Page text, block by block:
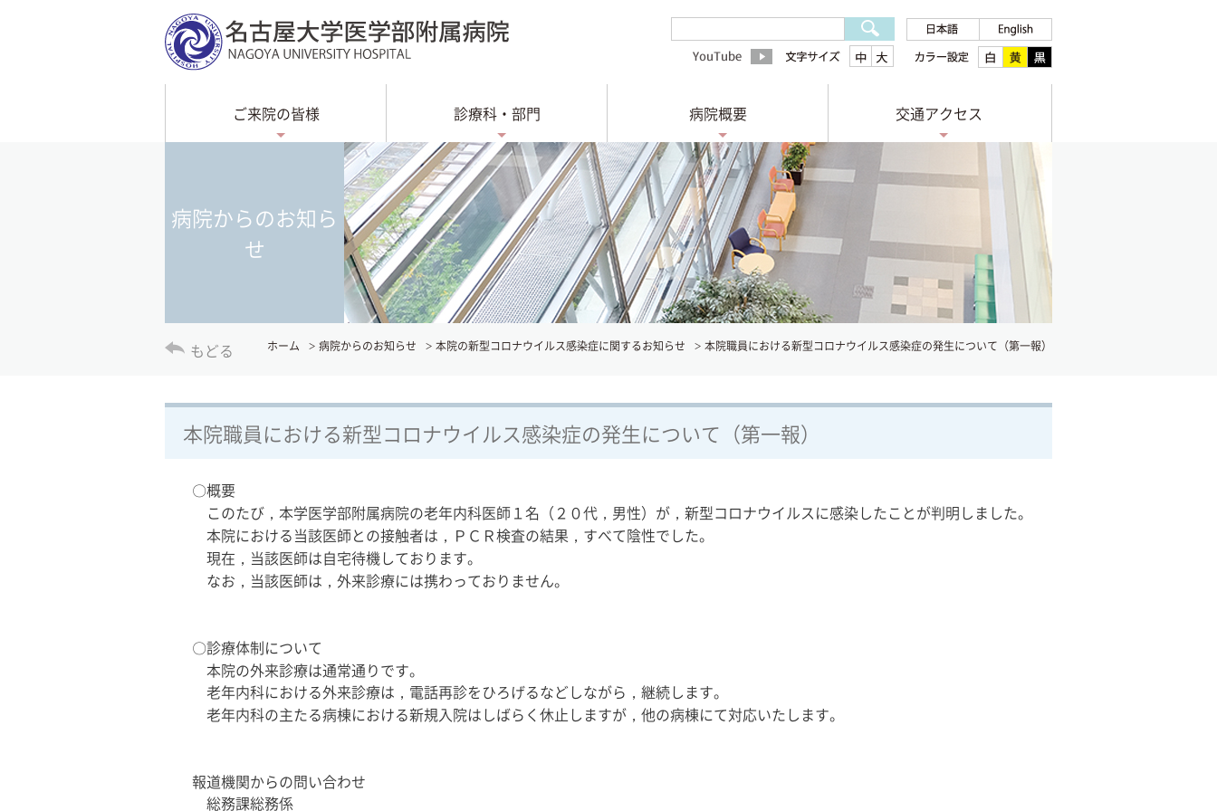
ご来院の皆様 診療科・部門 病院概要 交通アクセス
病院からのお知ら
せ
もどる ホーム 病院からのお知らせ 本院の新型コロナウイルス感染症に関するお知らせ 本院職員における新型コロナウイルス感染症の発生について（第一報）
本院職員における新型コロナウイルス感染症の発生について（第一報）
〇概要
このたび，本学医学部附属病院の老年内科医師１名（２０代，男性）が，新型コロナウイルスに感染したことが判明しました。
本院における当該医師との接触者は，ＰＣＲ検査の結果，すべて陰性でした。
現在，当該医師は自宅待機しております。
なお，当該医師は，外来診療には携わっておりません。
〇診療体制について
本院の外来診療は通常通りです。
老年内科における外来診療は，電話再診をひろげるなどしながら，継続します。
老年内科の主たる病棟における新規入院はしばらく休止しますが，他の病棟にて対応いたします。
報道機関からの問い合わせ
総務課総務係